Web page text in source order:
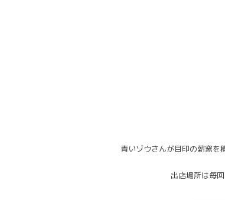
青いゾウさんが目印の薪窯
出店場所は毎